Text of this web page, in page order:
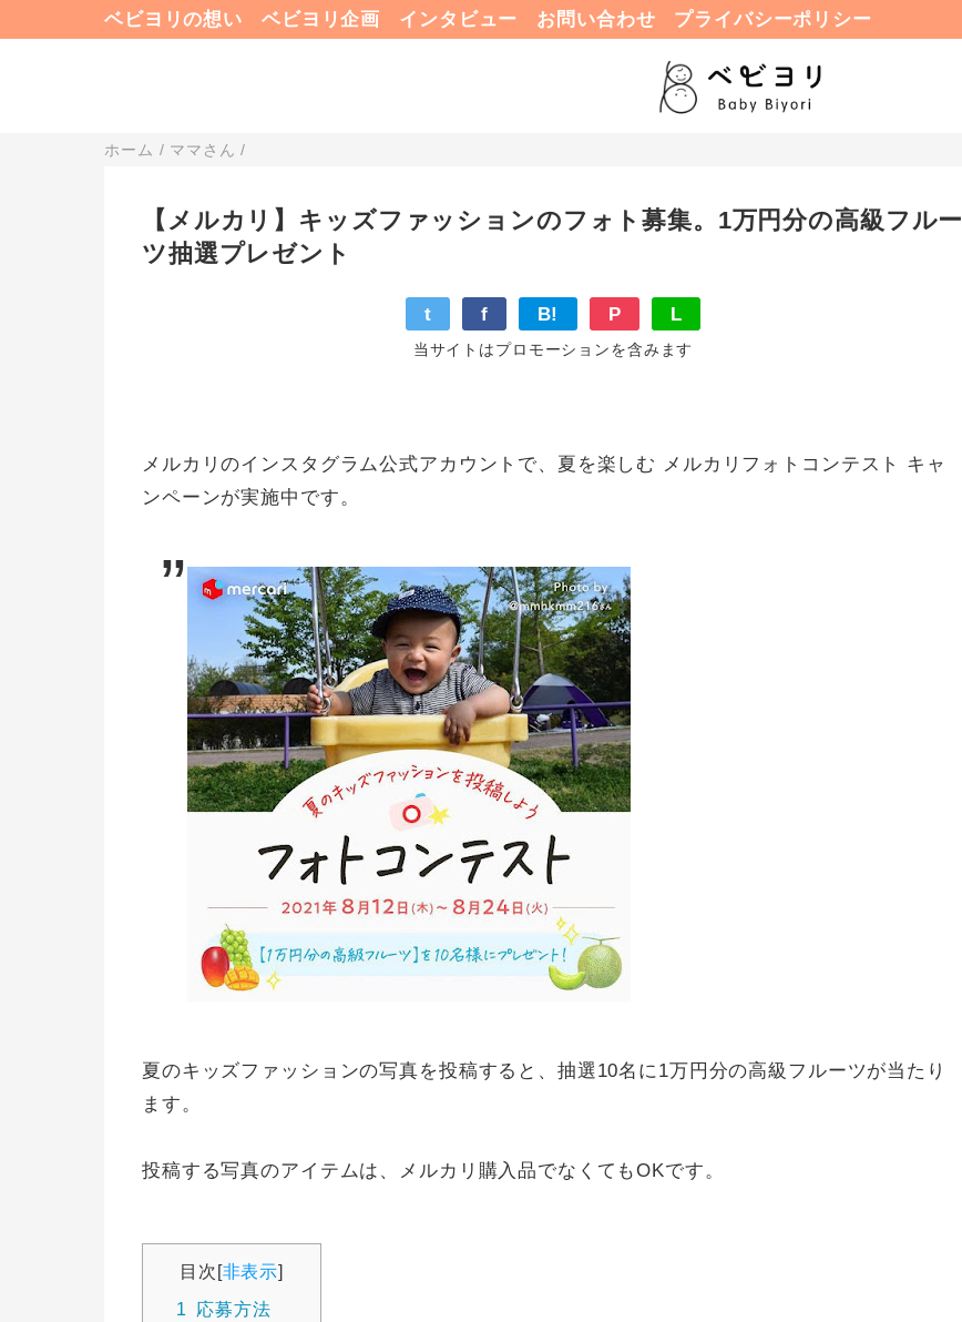
ベビヨリの想い ベビヨリ企画 インタビュー お問い合わせ プライバシーポリシー
ホーム / ママさん /
【メルカリ】キッズファッションのフォト募集。1万円分の高級フルー
ツ抽選プレゼント
t f B! P L
当サイトはプロモーションを含みます
メルカリのインスタグラム公式アカウントで、夏を楽しむ メルカリフォトコンテスト キャ
ンペーンが実施中です。
夏のキッズファッションの写真を投稿すると、抽選10名に1万円分の高級フルーツが当たり
ます。
投稿する写真のアイテムは、メルカリ購入品でなくてもOKです。
目次[非表示]
1
応募方法